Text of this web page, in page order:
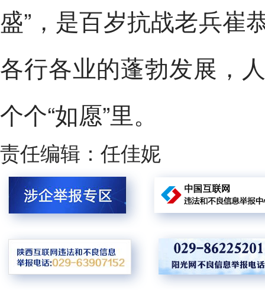
盛”，是百岁抗战老兵
各行各业的蓬勃发展，
个个“如愿”里。
责任编辑：任佳妮